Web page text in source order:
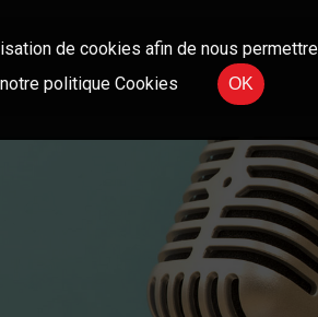
de cookies afin de nous
politique Cookies
OK